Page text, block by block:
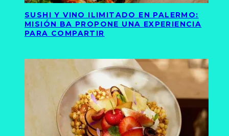
SUSHI Y VINO ILIMITADO EN PALERMO:
MISIÓN BA PROPONE UNA EXPERIENCIA
PARA COMPARTIR